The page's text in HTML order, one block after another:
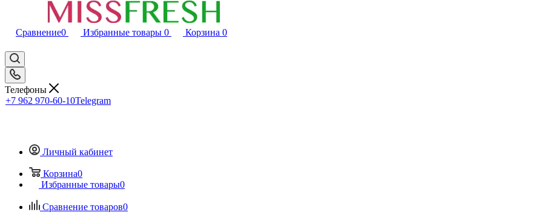
Сравнение0 Избранные товары 0 Корзина 0
Телефоны
+7 962 970-60-10Telegram
Личный кабинет
Корзина0
Избранные товары0
Сравнение товаров0